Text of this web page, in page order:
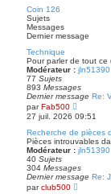
s
e
e
i
e
e
s
g
e
Coin 126
Sujets
Messages
Dernier message
Technique
Pour parler de tout ce
Modérateur : jln51390
77 Sujets
893 Messages
Dernier message Re:
parFab500
o
i
r
l
e
d
e
r
n
27 juil. 2026 09:51
Recherche de pièces
Pièces introuvables
Modérateur : jln51390
40 Sujets
304 Messages
Dernier message Re:
parclub500